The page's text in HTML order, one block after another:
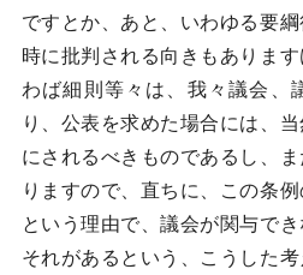
ですとか、あと、いわゆる要綱
時に批判される向きもありま
わば細則等々は、我々議会、
り、公表を求めた場合には、
にされるべきものであるし、
りますので、直ちに、この条
という理由で、議会が関与で
それがあるという、こうした